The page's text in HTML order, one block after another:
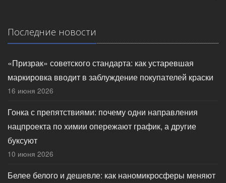
Последние новости
«Призрак» советского стандарта: как устаревшая
маркировка вводит в заблуждение покупателей краски
16 июня 2026
Гонка с препятствиями: почему одни направления
нацпроекта по химии опережают график, а другие
буксуют
10 июня 2026
Белее белого и дешевле: как наномикросферы меняют